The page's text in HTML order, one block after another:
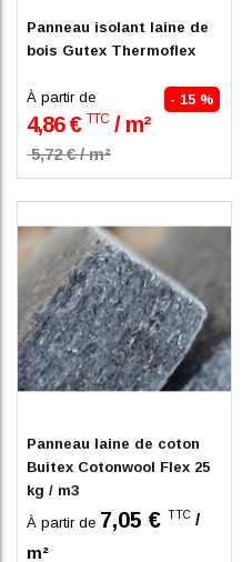
Panneau isolant laine de
bois Gutex Thermoflex
À partir de - 15 %
4,86 € TTC/ m²
5,72 € / m²
En stock
Panneau laine de coton
Buitex Cotonwool Flex 25
kg / m3
À partir de 7,05 € TTC /
m²